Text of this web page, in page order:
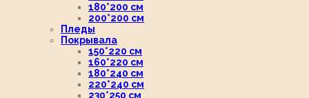
180*200 см
200*200 см
Пледы
Покрывала
150*220 см
160*220 см
180*240 см
220*240 см
230*250 см